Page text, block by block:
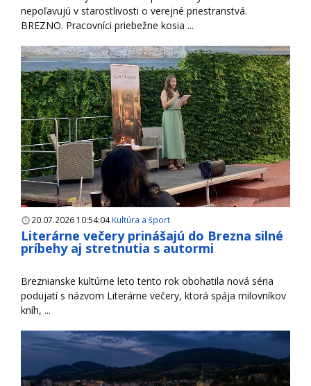
nepoľavujú v starostlivosti o verejné priestranstvá.
BREZNO. Pracovníci priebežne kosia ...
20.07.2026 10:54:04Kultúra a šport
Literárne večery prinášajú do Brezna silné
príbehy aj stretnutia s autormi
Breznianske kultúrne leto tento rok obohatila nová séria
podujatí s názvom Literárne večery, ktorá spája milovníkov
kníh, ...